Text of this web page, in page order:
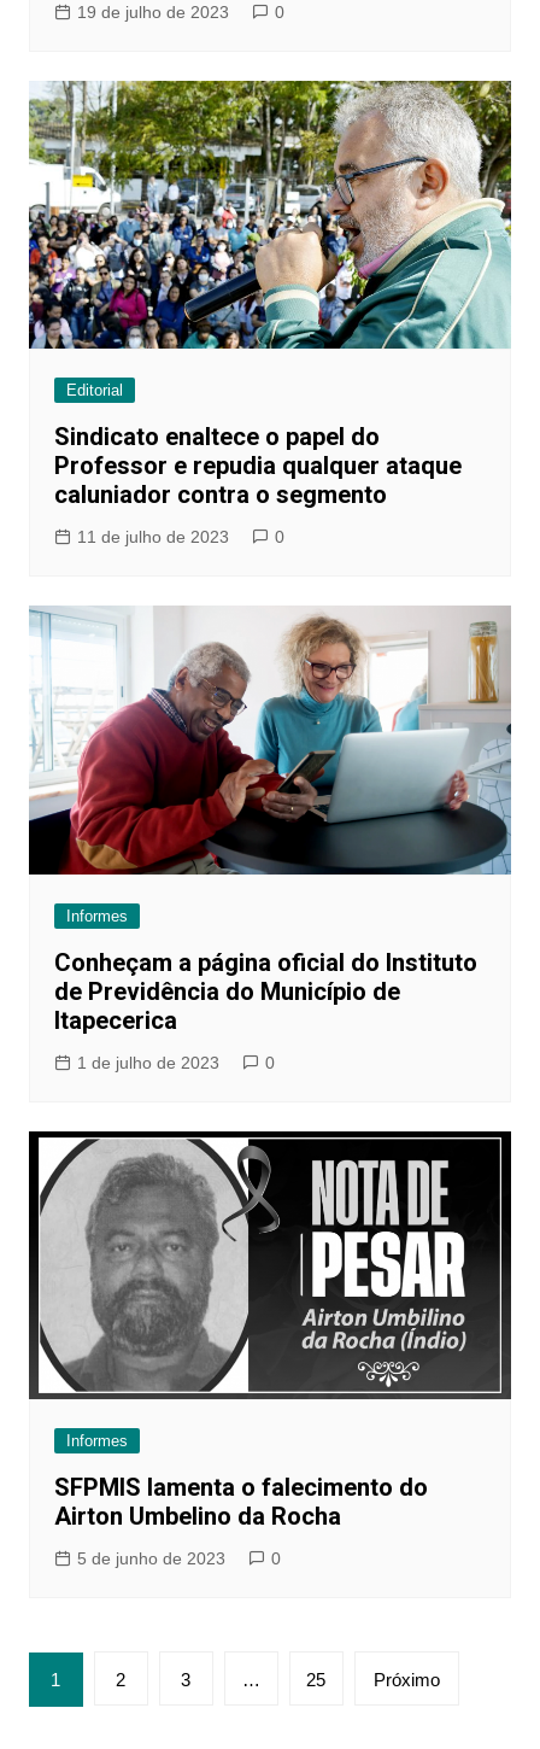
19 de julho de 2023 0
Editorial
Sindicato enaltece o papel do
Professor e repudia qualquer ataque
caluniador contra o segmento
11 de julho de 2023 0
Informes
Conheçam a página oficial do Instituto
de Previdência do Município de
Itapecerica
1 de julho de 2023 0
Informes
SFPMIS lamenta o falecimento do
Airton Umbelino da Rocha
5 de junho de 2023 0
Navegação
por
1 2 3 … 25 Próximo